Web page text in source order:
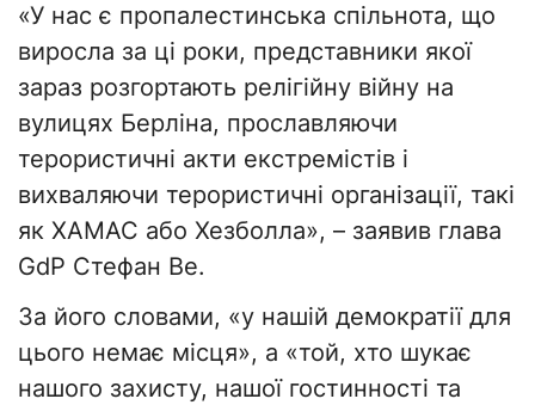
«У нас є пропалестинська спільнота, що
виросла за ці роки, представники якої
зараз розгортають релігійну війну на
вулицях Берліна, прославляючи
терористичні акти екстремістів і
вихваляючи терористичні організації, такі
як ХАМАС або Хезболла», – заявив глава
GdP Стефан Ве.
За його словами, «у нашій демократії для
цього немає місця», а «той, хто шукає
нашого захисту, нашої гостинності та